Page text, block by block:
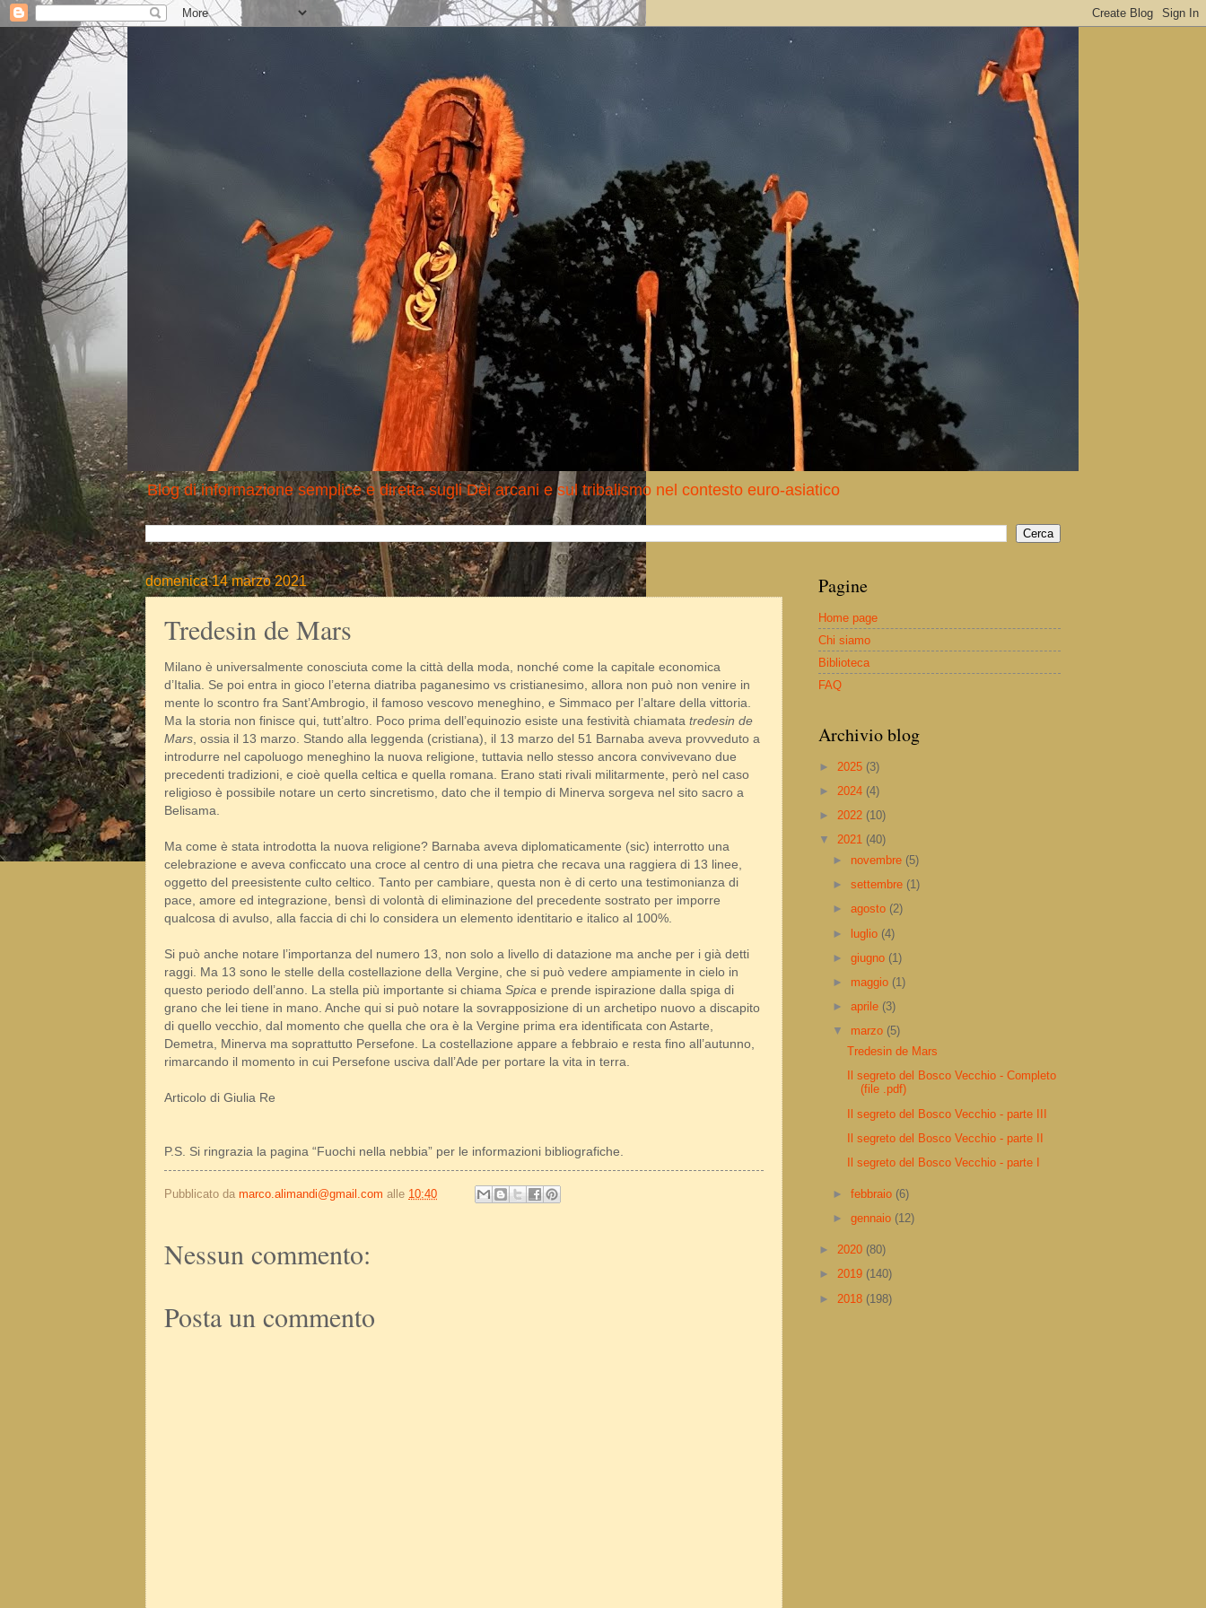
Blog di informazione semplice e diretta sugli Dèi arcani e sul tribalismo nel contesto euro-asiatico
domenica 14 marzo 2021
Tredesin de Mars
Milano è universalmente conosciuta come la città della moda, nonché come la capitale economica
d’Italia. Se poi entra in gioco l’eterna diatriba paganesimo vs cristianesimo, allora non può non venire in
mente lo scontro fra Sant’Ambrogio, il famoso vescovo meneghino, e Simmaco per l’altare della vittoria.
Ma la storia non finisce qui, tutt’altro. Poco prima dell’equinozio esiste una festività chiamata tredesin de
Mars , ossia il 13 marzo. Stando alla leggenda (cristiana), il 13 marzo del 51 Barnaba aveva provveduto a
introdurre nel capoluogo meneghino la nuova religione, tuttavia nello stesso ancora convivevano due
precedenti tradizioni, e cioè quella celtica e quella romana. Erano stati rivali militarmente, però nel caso
religioso è possibile notare un certo sincretismo, dato che il tempio di Minerva sorgeva nel sito sacro a
Belisama.
Ma come è stata introdotta la nuova religione? Barnaba aveva diplomaticamente (sic) interrotto una
celebrazione e aveva conficcato una croce al centro di una pietra che recava una raggiera di 13 linee,
oggetto del preesistente culto celtico. Tanto per cambiare, questa non è di certo una testimonianza di
pace, amore ed integrazione, bensì di volontà di eliminazione del precedente sostrato per imporre
qualcosa di avulso, alla faccia di chi lo considera un elemento identitario e italico al 100%.
Si può anche notare l’importanza del numero 13, non solo a livello di datazione ma anche per i già detti
raggi. Ma 13 sono le stelle della costellazione della Vergine, che si può vedere ampiamente in cielo in
questo periodo dell’anno. La stella più importante si chiama Spica e prende ispirazione dalla spiga di
grano che lei tiene in mano. Anche qui si può notare la sovrapposizione di un archetipo nuovo a discapito
di quello vecchio, dal momento che quella che ora è la Vergine prima era identificata con Astarte,
Demetra, Minerva ma soprattutto Persefone. La costellazione appare a febbraio e resta fino all’autunno,
rimarcando il momento in cui Persefone usciva dall’Ade per portare la vita in terra.
Articolo di Giulia Re
P.S. Si ringrazia la pagina “Fuochi nella nebbia” per le informazioni bibliografiche.
Pubblicato da marco.alimandi@gmail.com alle 10:40
Nessun commento:
Posta un commento
Pagine
Home page
Chi siamo
Biblioteca
FAQ
Archivio blog
► 2025 (3)
► 2024 (4)
► 2022 (10)
▼ 2021 (40)
► novembre (5)
►settembre (1)
►agosto (2)
► luglio (4)
►giugno (1)
► maggio (1)
►aprile (3)
▼ marzo (5)
Tredesin de Mars
Il segreto del Bosco Vecchio - Completo
(file .pdf)
Il segreto del Bosco Vecchio - parte III
Il segreto del Bosco Vecchio - parte II
Il segreto del Bosco Vecchio - parte I
►febbraio (6)
►gennaio (12)
► 2020 (80)
► 2019 (140)
► 2018 (198)